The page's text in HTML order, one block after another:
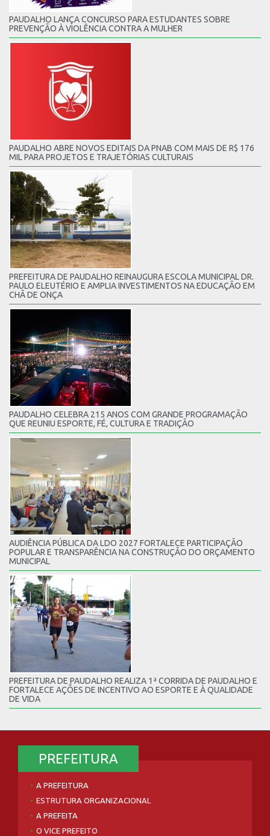
PAUDALHO LANÇA CONCURSO PARA ESTUDANTES SOBRE
PREVENÇÃO À VIOLÊNCIA CONTRA A MULHER
PAUDALHO ABRE NOVOS EDITAIS DA PNAB COM MAIS DE R$ 176
MIL PARA PROJETOS E TRAJETÓRIAS CULTURAIS
PREFEITURA DE PAUDALHO REINAUGURA ESCOLA MUNICIPAL DR.
PAULO ELEUTÉRIO E AMPLIA INVESTIMENTOS NA EDUCAÇÃO EM
CHÃ DE ONÇA
PAUDALHO CELEBRA 215 ANOS COM GRANDE PROGRAMAÇÃO
QUE REUNIU ESPORTE, FÉ, CULTURA E TRADIÇÃO
AUDIÊNCIA PÚBLICA DA LDO 2027 FORTALECE PARTICIPAÇÃO
POPULAR E TRANSPARÊNCIA NA CONSTRUÇÃO DO ORÇAMENTO
MUNICIPAL
PREFEITURA DE PAUDALHO REALIZA 1ª CORRIDA DE PAUDALHO E
FORTALECE AÇÕES DE INCENTIVO AO ESPORTE E À QUALIDADE
DE VIDA
PREFEITURA
A PREFEITURA
ESTRUTURA ORGANIZACIONAL
A PREFEITA
O VICE PREFEITO